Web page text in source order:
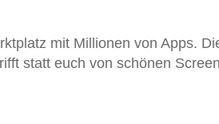
mit Millionen von Apps.
statt euch von schönen